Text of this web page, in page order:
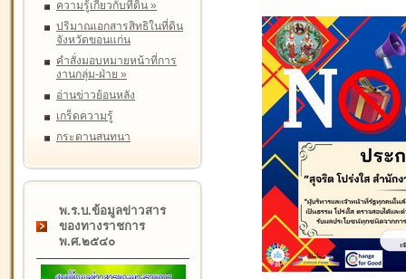
ความรู้เกี่ยวกับที่ดิน »
ปริมาณเอกสารสิทธิในที่ดิน
จังหวัดขอนแก่น
คำสั่งมอบหมายหน้าที่การ
งานกลุ่ม-ฝ่าย »
อ่านข่าวย้อนหลัง
เกร็ดความรู้
กระดานสนทนา
พ.ร.บ.ข้อมูลข่าวสาร
ของทางราชการ
พ.ศ.๒๕๔๐